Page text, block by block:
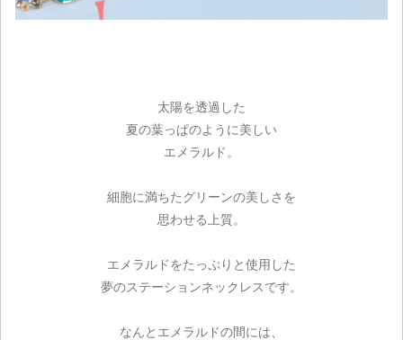
太陽を透過した
夏の葉っぱのように美しい
エメラルド。
細胞に満ちたグリーンの美しさを
思わせる上質。
エメラルドをたっぷりと使用した
夢のステーションネックレスです。
なんとエメラルドの間には、